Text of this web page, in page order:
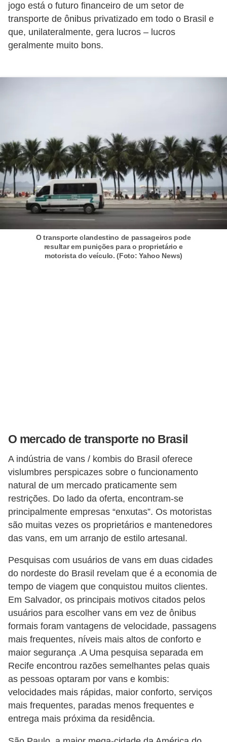
jogo está o futuro financeiro de um setor de
transporte de ônibus privatizado em todo o Brasil e
que, unilateralmente, gera lucros – lucros
geralmente muito bons.
O transporte clandestino de passageiros pode
resultar em punições para o proprietário e
motorista do veículo. (Foto: Yahoo News)
O mercado de transporte no Brasil
A indústria de vans / kombis do Brasil oferece
vislumbres perspicazes sobre o funcionamento
natural de um mercado praticamente sem
restrições. Do lado da oferta, encontram-se
principalmente empresas “enxutas”. Os motoristas
são muitas vezes os proprietários e mantenedores
das vans, em um arranjo de estilo artesanal.
Pesquisas com usuários de vans em duas cidades
do nordeste do Brasil revelam que é a economia de
tempo de viagem que conquistou muitos clientes.
Em Salvador, os principais motivos citados pelos
usuários para escolher vans em vez de ônibus
formais foram vantagens de velocidade, passagens
mais frequentes, níveis mais altos de conforto e
maior segurança .A Uma pesquisa separada em
Recife encontrou razões semelhantes pelas quais
as pessoas optaram por vans e kombis:
velocidades mais rápidas, maior conforto, serviços
mais frequentes, paradas menos frequentes e
entrega mais próxima da residência.
e
c
a
l
n
u
t
e
n
ã
u
r
o
s